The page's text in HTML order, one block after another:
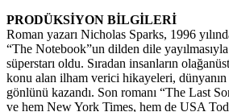
PRODÜKSİYON BİLGİLERİ
Roman yazarı Nicholas Sparks, 1996
“The Notebook”un dilden dile yayılmasıyla
süperstarı oldu. Sıradan insanların
konu alan ilham verici hikayeleri,
gönlünü kazandı. Son romanı “The Last
ve hem New York Times, hem de USA